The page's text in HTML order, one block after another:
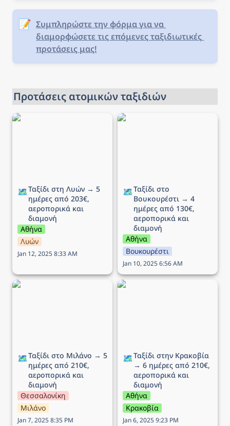
📝 Συμπληρώστε την φόρμα για να
διαμορφώσετε τις επόμενες ταξιδιωτικές
προτάσεις μας!
Προτάσεις ατομικών ταξιδιών
Ταξίδι στη Λυών → 5
🗺️Ταξίδι στη Λυών → 5
ημέρες από 203€,
αεροπορικά και
διαμονή
Αθήνα
Λυών
Jan 12, 2025 8:33 AM
Ταξίδι στο Βουκουρέστι
🗺️Ταξίδι στο
Βουκουρέστι → 4
ημέρες από 130€,
αεροπορικά και
διαμονή
Αθήνα
Βουκουρέστι
Jan 10, 2025 6:56 AM
Ταξίδι στο Μιλάνο → 5
🗺️Ταξίδι στο Μιλάνο → 5
ημέρες από 210€,
αεροπορικά και
διαμονή
Θεσσαλονίκη
Μιλάνο
Jan 7, 2025 8:35 PM
Ταξίδι στην Κρακοβία →
🗺️Ταξίδι στην Κρακοβία
→ 6 ημέρες από 210€,
αεροπορικά και
διαμονή
Αθήνα
Κρακοβία
Jan 6, 2025 9:23 PM